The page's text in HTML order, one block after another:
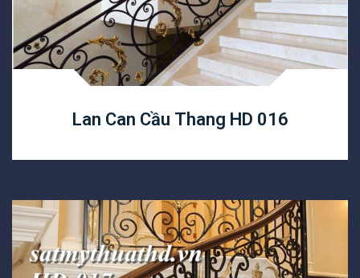
Lan Can Cầu Thang HD 016